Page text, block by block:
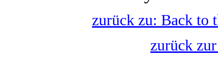
zurück zu: Back to
zurück